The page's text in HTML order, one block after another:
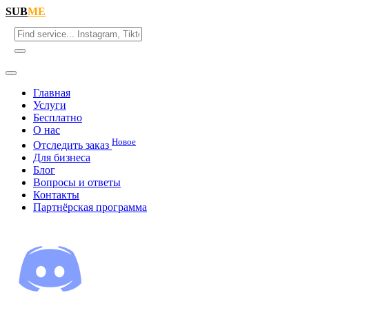
SUBME
Главная
Услуги
Бесплатно
О нас
Отследить заказ Новое
Для бизнеса
Блог
Вопросы и ответы
Контакты
Партнёрская программа